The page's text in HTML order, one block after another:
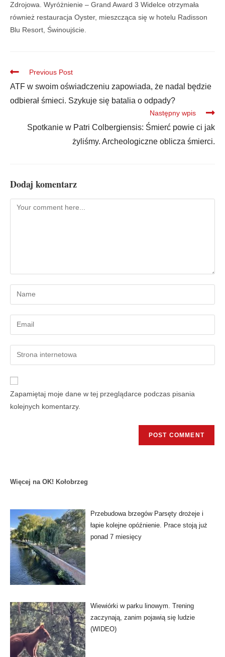
Zdrojowa. Wyróżnienie – Grand Award 3 Widelce otrzymała
również restauracja Oyster, mieszcząca się w hotelu Radisson
Blu Resort, Świnoujście.
Previous Post
ATF w swoim oświadczeniu zapowiada, że nadal będzie
odbierał śmieci. Szykuje się batalia o odpady?
Następny wpis
Spotkanie w Patri Colbergiensis: Śmierć powie ci jak
żyliśmy. Archeologiczne oblicza śmierci.
Dodaj komentarz
Zapamiętaj moje dane w tej przeglądarce podczas pisania
kolejnych komentarzy.
Więcej na OK! Kołobrzeg
Przebudowa brzegów Parsęty drożeje i
łapie kolejne opóźnienie. Prace stoją już
ponad 7 miesięcy
Wiewiórki w parku linowym. Trening
zaczynają, zanim pojawią się ludzie
(WIDEO)